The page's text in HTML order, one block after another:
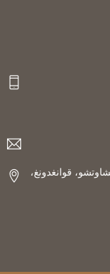
قوانغدونغ،